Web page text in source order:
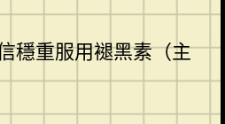
穩重服用褪黑素（主